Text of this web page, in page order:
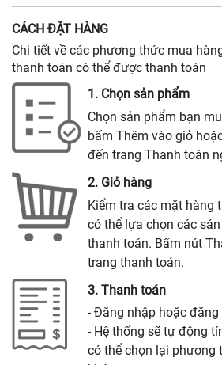
CÁCH ĐẶT HÀNG
Chi tiết về các phương thức mua
thanh toán có thể được thanh toán
1. Chọn sản phẩm
Chọn sản phẩm bạn
bấm Thêm vào giỏ
đến trang Thanh toán
2. Giỏ hàng
Kiểm tra các mặt hàng
có thể lựa chọn các
thanh toán. Bấm nút
trang thanh toán.
3. Thanh toán
- Đăng nhập hoặc đăng
- Hệ thống sẽ tự động
có thể chọn lại phương